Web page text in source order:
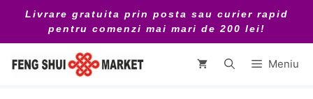
conținut
Livrare gratuita prin posta sau curier rapid
pentru comenzi mai mari de 200 lei!
Meniu